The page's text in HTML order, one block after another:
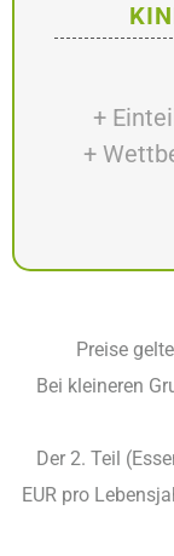
+
+
Preise
Bei kleineren
Der 2. Teil
EUR pro